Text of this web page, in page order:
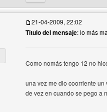
perfil del usuario
21-04-2009, 22:02
Título del mensaje: lo más
Como nomás tengo 12 no
una vez me dio coorriente un
de vez en cuando se pego a